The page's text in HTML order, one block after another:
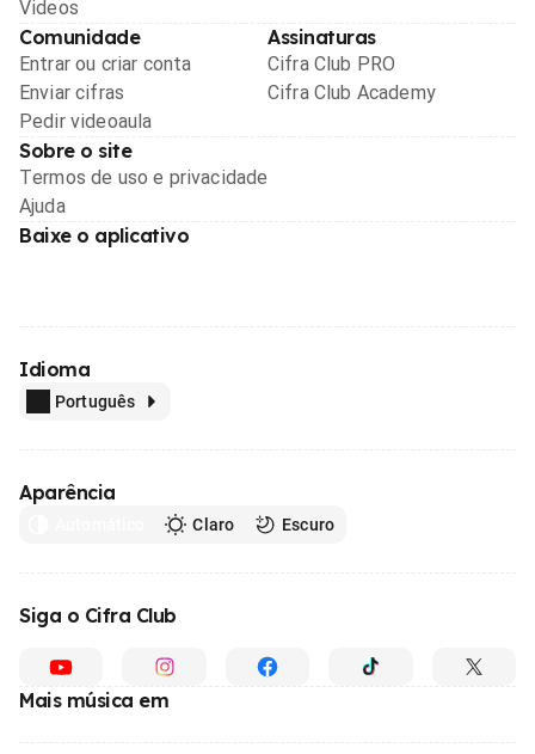
Videos
Comunidade
Entrar ou criar conta
Enviar cifras
Pedir videoaula
Assinaturas
Cifra Club PRO
Cifra Club Academy
Sobre o site
Termos de uso e privacidade
Ajuda
Baixe o aplicativo
Idioma
Português
Aparência
Claro Escuro
Siga o Cifra Club
Mais música em